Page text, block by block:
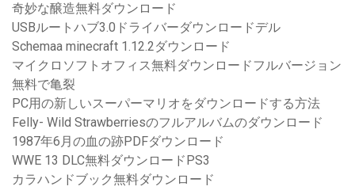
奇妙な醸造無料ダウンロード
USBルートハブ3.0ドライバーダウンロードデル
Schemaa minecraft 1.12.2ダウンロード
マイクロソフトオフィス無料ダウンロードフルバージョン
無料で亀裂
PC用の新しいスーパーマリオをダウンロードする方法
Felly- Wild Strawberriesのフルアルバムのダウンロード
1987年6月の血の跡PDFダウンロード
WWE 13 DLC無料ダウンロードPS3
カラハンドブック無料ダウンロード